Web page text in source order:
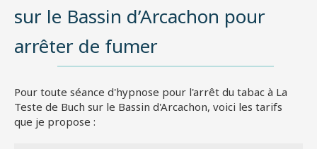
sur le Bassin d’Arcachon pour
arrêter de fumer
Pour toute séance d'hypnose pour l'arrêt du tabac à La
Teste de Buch sur le Bassin d'Arcachon, voici les tarifs
que je propose :